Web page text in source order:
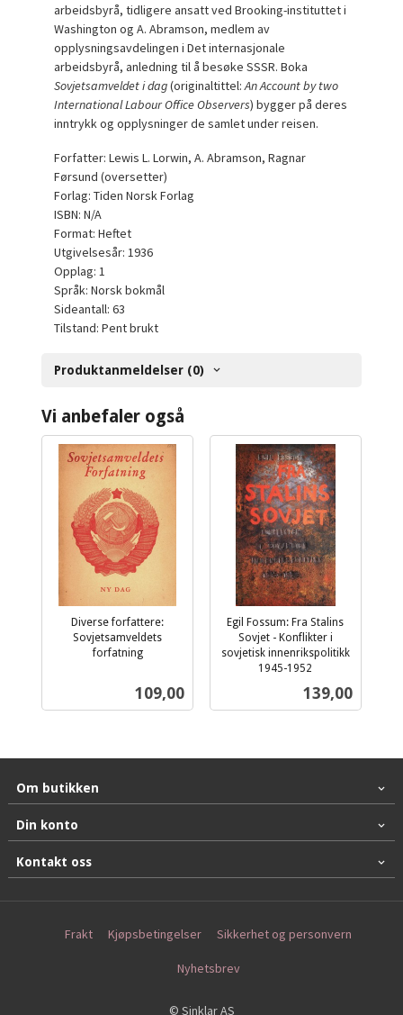
arbeidsbyrå, tidligere ansatt ved Brooking-instituttet i
Washington og A. Abramson, medlem av
opplysningsavdelingen i Det internasjonale
arbeidsbyrå, anledning til å besøke SSSR. Boka
Sovjetsamveldet i dag(originaltittel:An Account by two
International Labour Office Observers) bygger på deres
inntrykk og opplysninger de samlet under reisen.
Forfatter: Lewis L. Lorwin, A. Abramson, Ragnar
Førsund (oversetter)
Forlag: Tiden Norsk Forlag
ISBN: N/A
Format: Heftet
Utgivelsesår: 1936
Opplag: 1
Språk: Norsk bokmål
Sideantall: 63
Tilstand: Pent brukt
Produktanmeldelser (0)
Vi anbefaler også
Diverse forfattere:
Sovjetsamveldets
forfatning
Pris
109,00
Egil Fossum: Fra Stalins
Sovjet - Konflikter i
sovjetisk innenrikspolitikk
1945-1952
Pris
139,00
Om butikken
Din konto
Kontakt oss
Frakt Kjøpsbetingelser Sikkerhet og personvern
Nyhetsbrev
© Sinklar AS